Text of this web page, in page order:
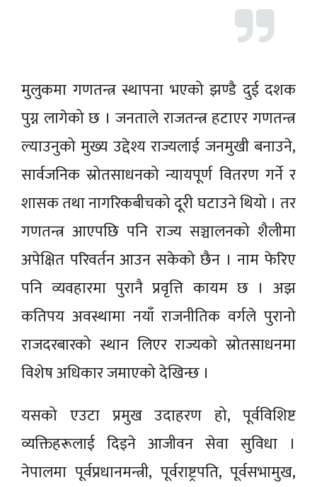
मुलुकमा गणतन्त्र स्थापना भएको झण्डै दुई दशक
पुग्न लागेको छ । जनताले राजतन्त्र हटाएर गणतन्त्र
ल्याउनुको मुख्य उद्देश्य राज्यलाई जनमुखी बनाउने,
सार्वजनिक स्रोतसाधनको न्यायपूर्ण वितरण गर्ने र
शासक तथा नागरिकबीचको दूरी घटाउने थियो । तर
गणतन्त्र आएपछि पनि राज्य सञ्चालनको शैलीमा
अपेक्षित परिवर्तन आउन सकेको छैन । नाम फेरिए
पनि व्यवहारमा पुरानै प्रवृत्ति कायम छ । अझ
कतिपय अवस्थामा नयाँ राजनीतिक वर्गले पुरानो
राजदरबारको स्थान लिएर राज्यको स्रोतसाधनमा
विशेष अधिकार जमाएको देखिन्छ ।
यसको एउटा प्रमुख उदाहरण हो, पूर्वविशिष्ट
व्यक्तिहरूलाई दिइने आजीवन सेवा सुविधा ।
नेपालमा पूर्वप्रधानमन्त्री, पूर्वराष्ट्रपति, पूर्वसभामुख,